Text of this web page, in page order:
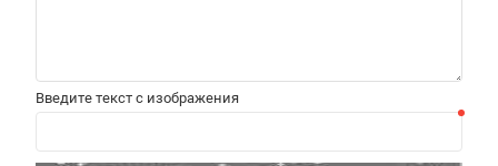
Введите текст с изображения